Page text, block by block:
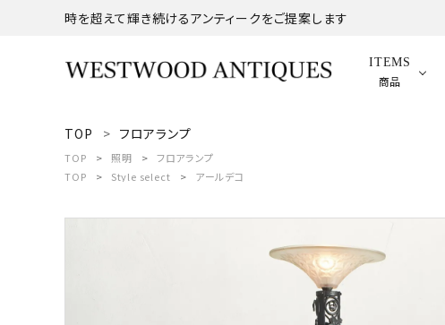
時を超えて輝き続けるアンティークをご提案します
ITEMS
商品
ようこそ ゲスト 様
TOP フロアランプ
TOP 照明
フロアランプ
TOP
Style select アールデコ